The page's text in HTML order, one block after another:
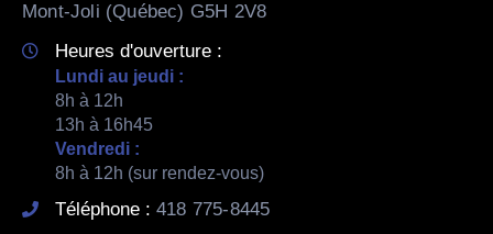
Mont-Joli (Québec) G5H 2V8
Heures d'ouverture :
Lundi au jeudi :
8h à 12h
13h à 16h45
Vendredi :
8h à 12h (sur rendez-vous)
Téléphone : 418 775-8445